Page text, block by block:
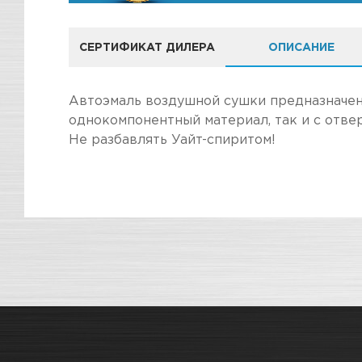
СЕРТИФИКАТ ДИЛЕРА ОПИСАНИЕ
КОМПАНИЯ
Автоэмаль воздушной сушки
однокомпонентный материал, так и с
Не разбавлять Уайт-спиритом!
Стоимость в интернет-магазине обычно